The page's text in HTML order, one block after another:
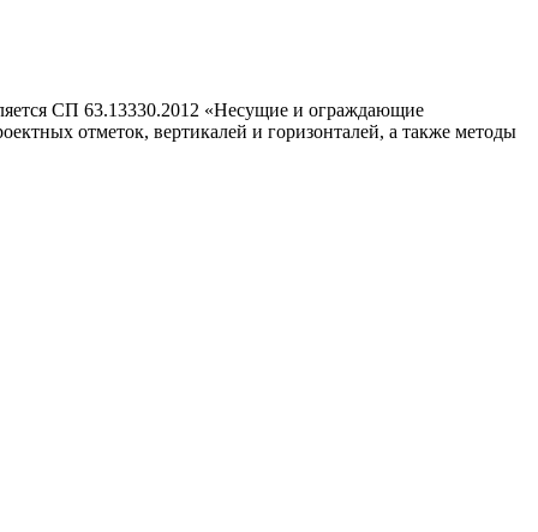
СП 63.13330.2012 «Несущие и ограждающие
отметок, вертикалей и горизонталей, а также методы